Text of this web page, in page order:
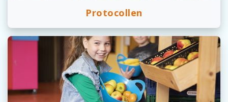
Protocollen